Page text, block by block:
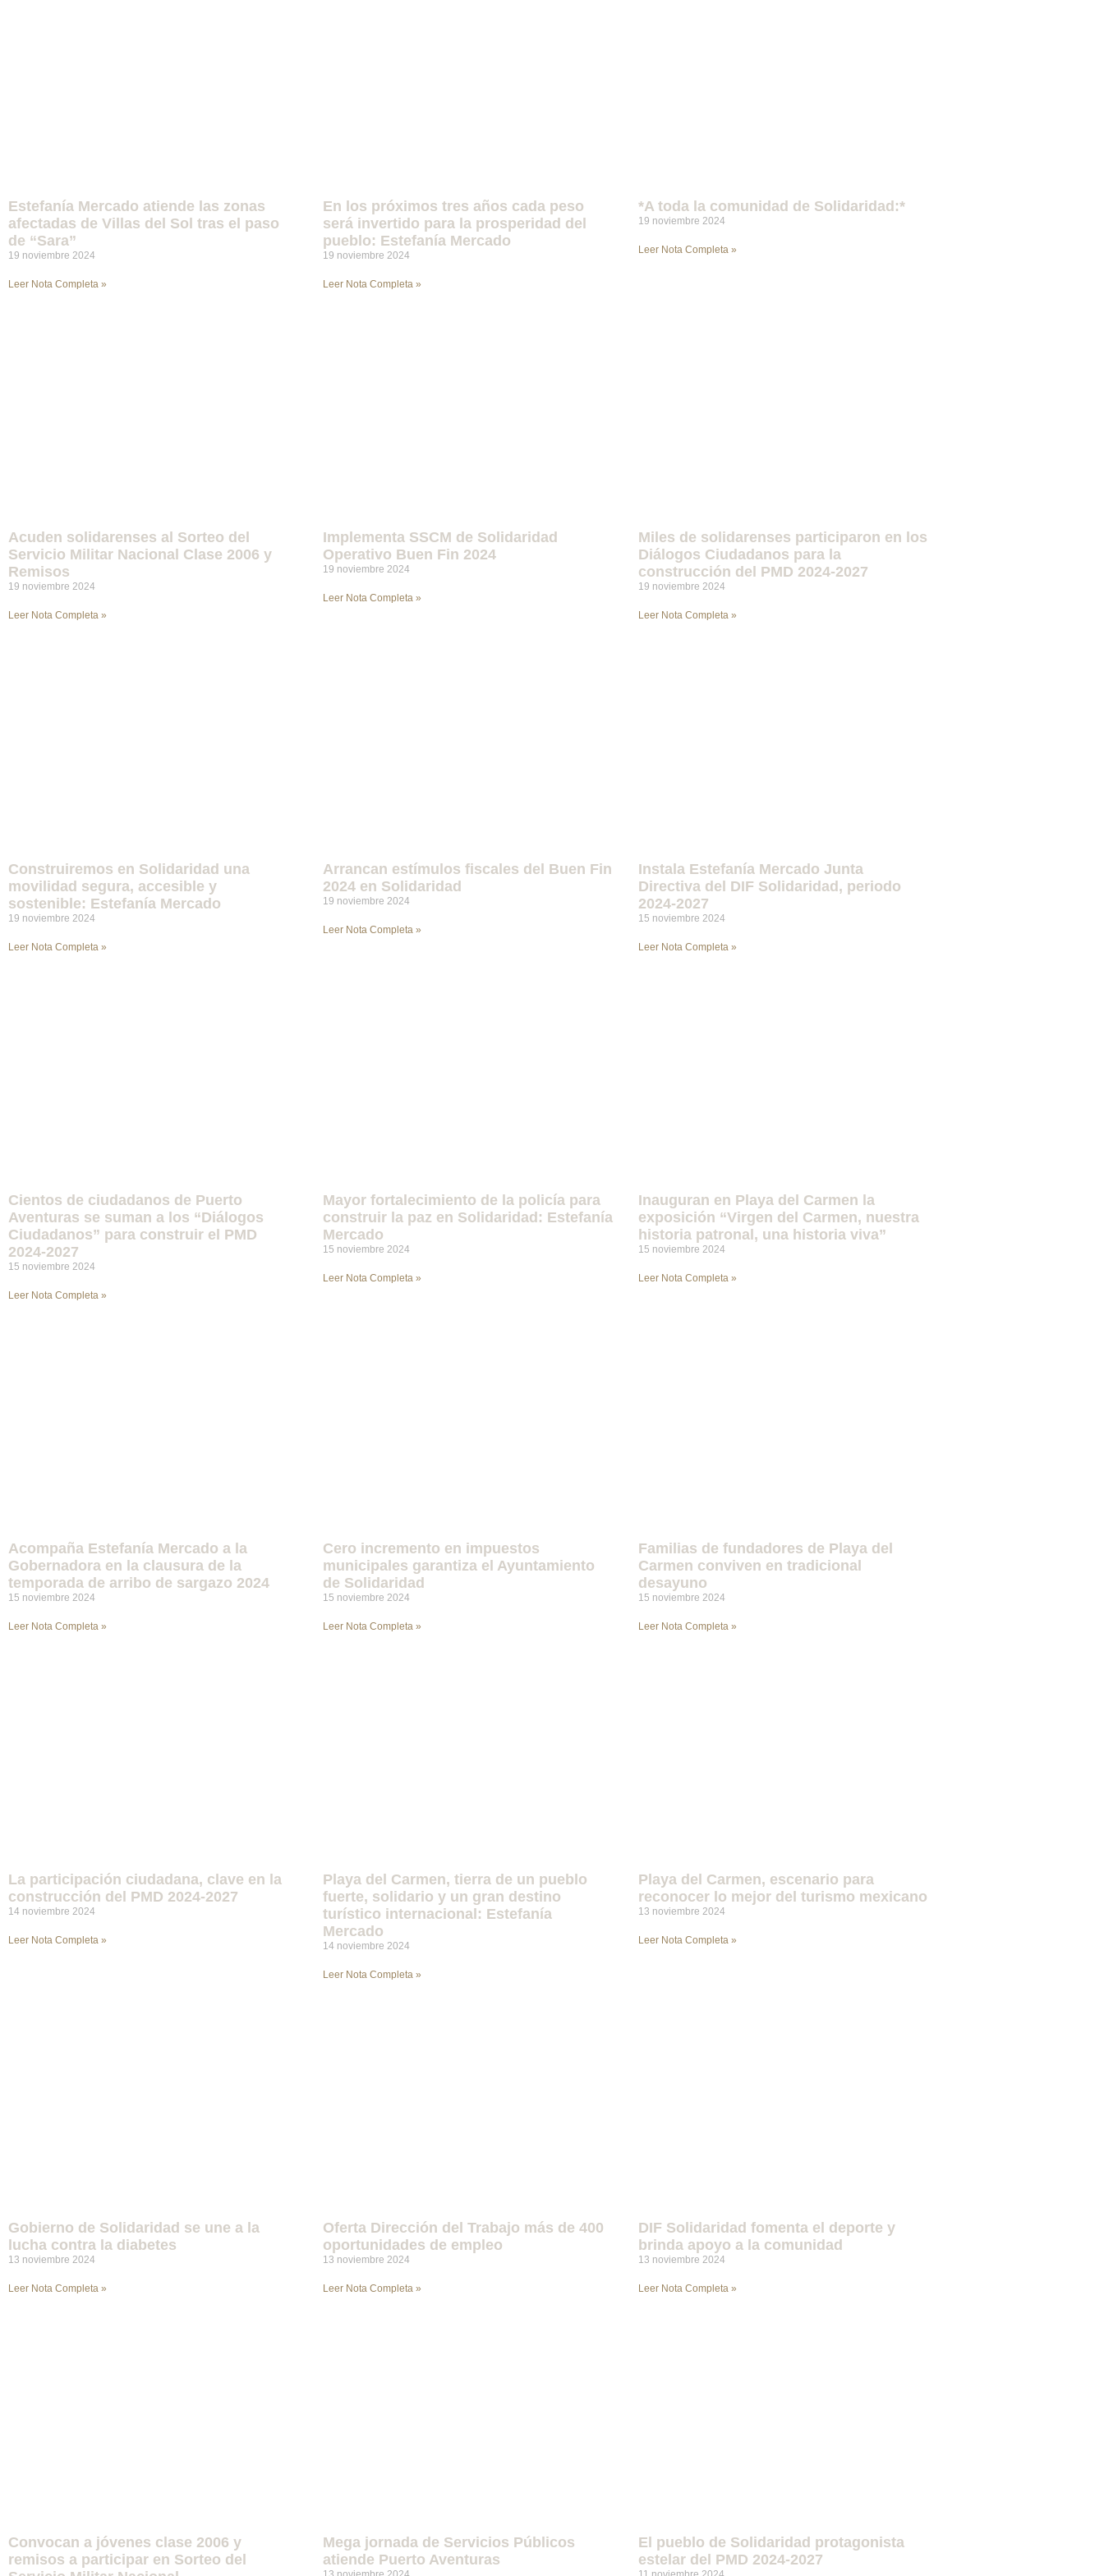
Estefanía Mercado atiende las zonas
afectadas de Villas del Sol tras el paso
de “Sara”
19 noviembre 2024
Leer Nota Completa »
En los próximos tres años cada peso
será invertido para la prosperidad del
pueblo: Estefanía Mercado
19 noviembre 2024
Leer Nota Completa »
*A toda la comunidad de Solidaridad:*
19 noviembre 2024
Leer Nota Completa »
Acuden solidarenses al Sorteo del
Servicio Militar Nacional Clase 2006 y
Remisos
19 noviembre 2024
Leer Nota Completa »
Implementa SSCM de Solidaridad
Operativo Buen Fin 2024
19 noviembre 2024
Leer Nota Completa »
Miles de solidarenses participaron en los
Diálogos Ciudadanos para la
construcción del PMD 2024-2027
19 noviembre 2024
Leer Nota Completa »
Construiremos en Solidaridad una
movilidad segura, accesible y
sostenible: Estefanía Mercado
19 noviembre 2024
Leer Nota Completa »
Arrancan estímulos fiscales del Buen Fin
2024 en Solidaridad
19 noviembre 2024
Leer Nota Completa »
Instala Estefanía Mercado Junta
Directiva del DIF Solidaridad, periodo
2024-2027
15 noviembre 2024
Leer Nota Completa »
Cientos de ciudadanos de Puerto
Aventuras se suman a los “Diálogos
Ciudadanos” para construir el PMD
2024-2027
15 noviembre 2024
Leer Nota Completa »
Mayor fortalecimiento de la policía para
construir la paz en Solidaridad: Estefanía
Mercado
15 noviembre 2024
Leer Nota Completa »
Inauguran en Playa del Carmen la
exposición “Virgen del Carmen, nuestra
historia patronal, una historia viva”
15 noviembre 2024
Leer Nota Completa »
Acompaña Estefanía Mercado a la
Gobernadora en la clausura de la
temporada de arribo de sargazo 2024
15 noviembre 2024
Leer Nota Completa »
Cero incremento en impuestos
municipales garantiza el Ayuntamiento
de Solidaridad
15 noviembre 2024
Leer Nota Completa »
Familias de fundadores de Playa del
Carmen conviven en tradicional
desayuno
15 noviembre 2024
Leer Nota Completa »
La participación ciudadana, clave en la
construcción del PMD 2024-2027
14 noviembre 2024
Leer Nota Completa »
Playa del Carmen, tierra de un pueblo
fuerte, solidario y un gran destino
turístico internacional: Estefanía
Mercado
14 noviembre 2024
Leer Nota Completa »
Playa del Carmen, escenario para
reconocer lo mejor del turismo mexicano
13 noviembre 2024
Leer Nota Completa »
Gobierno de Solidaridad se une a la
lucha contra la diabetes
13 noviembre 2024
Leer Nota Completa »
Oferta Dirección del Trabajo más de 400
oportunidades de empleo
13 noviembre 2024
Leer Nota Completa »
DIF Solidaridad fomenta el deporte y
brinda apoyo a la comunidad
13 noviembre 2024
Leer Nota Completa »
Convocan a jóvenes clase 2006 y
remisos a participar en Sorteo del
Mega jornada de Servicios Públicos
atiende Puerto Aventuras
El pueblo de Solidaridad protagonista
estelar del PMD 2024-2027